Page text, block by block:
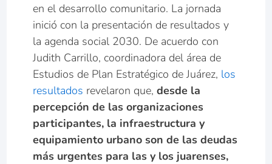
en el desarrollo comunitario. La jornada
inició con la presentación de resultados y
la agenda social 2030. De acuerdo con
Judith Carrillo, coordinadora del área de
Estudios de Plan Estratégico de Juárez, los
resultados revelaron que, desde la
percepción de las organizaciones
participantes, la infraestructura y
equipamiento urbano son de las deudas
más urgentes para las y los juarenses,